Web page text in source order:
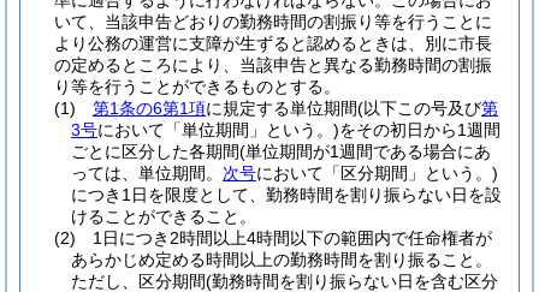
いて、当該申告どおりの勤務時間の割振り等を行うことに
より公務の運営に支障が生ずると認めるときは、別に市長
の定めるところにより、当該申告と異なる勤務時間の割振
り等を行うことができるものとする。
(1)
第1条の6第1項に規定する単位期間(以下この号及び第
3号において「単位期間」という。)をその初日から1週間
ごとに区分した各期間(単位期間が1週間である場合にあ
っては、単位期間。 次号において「区分期間」という。)
につき1日を限度として、勤務時間を割り振らない日を設
けることができること。
(2)
1日につき2時間以上4時間以下の範囲内で任命権者が
あらかじめ定める時間以上の勤務時間を割り振ること。
ただし、区分期間(勤務時間を割り振らない日を含む区分